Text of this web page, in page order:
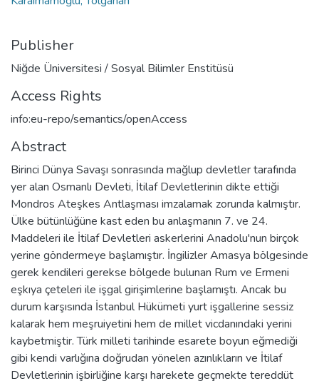
Publisher
Niğde Üniversitesi / Sosyal Bilimler Enstitüsü
Access Rights
info:eu-repo/semantics/openAccess
Abstract
Birinci Dünya Savaşı sonrasında mağlup devletler tarafında
yer alan Osmanlı Devleti, İtilaf Devletlerinin dikte ettiği
Mondros Ateşkes Antlaşması imzalamak zorunda kalmıştır.
Ülke bütünlüğüne kast eden bu anlaşmanın 7. ve 24.
Maddeleri ile İtilaf Devletleri askerlerini Anadolu'nun birçok
yerine göndermeye başlamıştır. İngilizler Amasya bölgesinde
gerek kendileri gerekse bölgede bulunan Rum ve Ermeni
eşkıya çeteleri ile işgal girişimlerine başlamıştı. Ancak bu
durum karşısında İstanbul Hükümeti yurt işgallerine sessiz
kalarak hem meşruiyetini hem de millet vicdanındaki yerini
kaybetmiştir. Türk milleti tarihinde esarete boyun eğmediği
gibi kendi varlığına doğrudan yönelen azınlıkların ve İtilaf
Devletlerinin işbirliğine karşı harekete geçmekte tereddüt